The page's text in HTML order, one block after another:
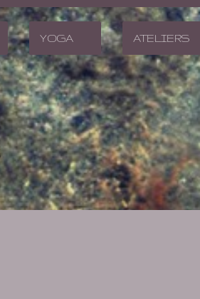
YOGA ATELIERS